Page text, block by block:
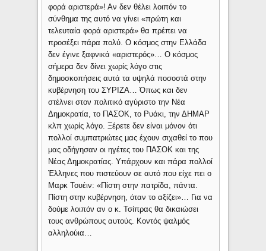
φορά αριστερά»! Αν δεν θέλει λοιπόν το
σύνθημα της αυτό να γίνει «πρώτη και
τελευταία φορά αριστερά» θα πρέπει να
προσέξει πάρα πολύ. Ο κόσμος στην Ελλάδα
δεν έγινε ξαφνικά «αριστερός»… Ο κόσμος
σήμερα δεν δίνει χωρίς λόγο στις
δημοσκοπήσεις αυτά τα υψηλά ποσοστά στην
κυβέρνηση του ΣΥΡΙΖΑ… Όπως και δεν
στέλνει στον πολιτικό αγύριστο την Νέα
Δημοκρατία, το ΠΑΣΟΚ, το Ρυάκι, την ΔΗΜΑΡ
κλπ χωρίς λόγο. Ξέρετε δεν είναι μόνον ότι
πολλοί συμπατριώτες μας έχουν σιχαθεί το που
μας οδήγησαν οι ηγέτες του ΠΑΣΟΚ και της
Νέας Δημοκρατίας. Υπάρχουν και πάρα πολλοί
Έλληνες που πιστεύουν σε αυτό που είχε πει ο
Μαρκ Τουέιν: «Πίστη στην πατρίδα, πάντα.
Πίστη στην κυβέρνηση, όταν το αξίζει»… Για να
δούμε λοιπόν αν ο κ. Τσίπρας θα δικαιώσει
τους ανθρώπους αυτούς. Κοντός ψαλμός
αλληλούια…